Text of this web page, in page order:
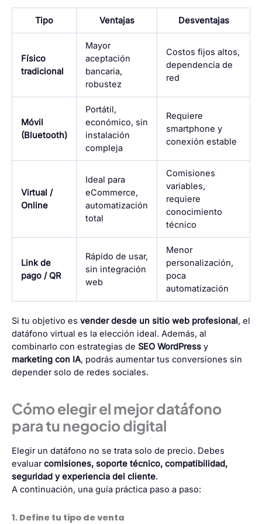
Tipo Ventajas Desventajas
Físico
tradicional
Mayor
aceptación
bancaria,
robustez
Costos fijos altos,
dependencia de
red
Móvil
(Bluetooth)
Portátil,
económico, sin
instalación
compleja
Requiere
smartphone y
conexión estable
Virtual /
Online
Ideal para
eCommerce,
automatización
total
Comisiones
variables,
requiere
conocimiento
técnico
Link de
pago / QR
Rápido de usar,
sin integración
web
Menor
personalización,
poca
automatización
Si tu objetivo es vender desde un sitio web profesional, el
datáfono virtual es la elección ideal. Además, al
combinarlo con estrategias de SEO WordPress y
marketing con IA, podrás aumentar tus conversiones sin
depender solo de redes sociales.
Cómo elegir el mejor datáfono
para tu negocio digital
Elegir un datáfono no se trata solo de precio. Debes
evaluarcomisiones, soporte técnico, compatibilidad,
seguridad y experiencia del cliente.
A continuación, una guía práctica paso a paso:
1. Define tu tipo de venta